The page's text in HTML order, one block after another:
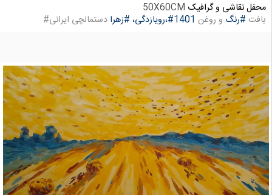
محفل نقاشی و گرافیک 50X60CM
بافت #رنگ و روغن #1401،رویازدگی، #زهرا دستمالچی ایرانی#